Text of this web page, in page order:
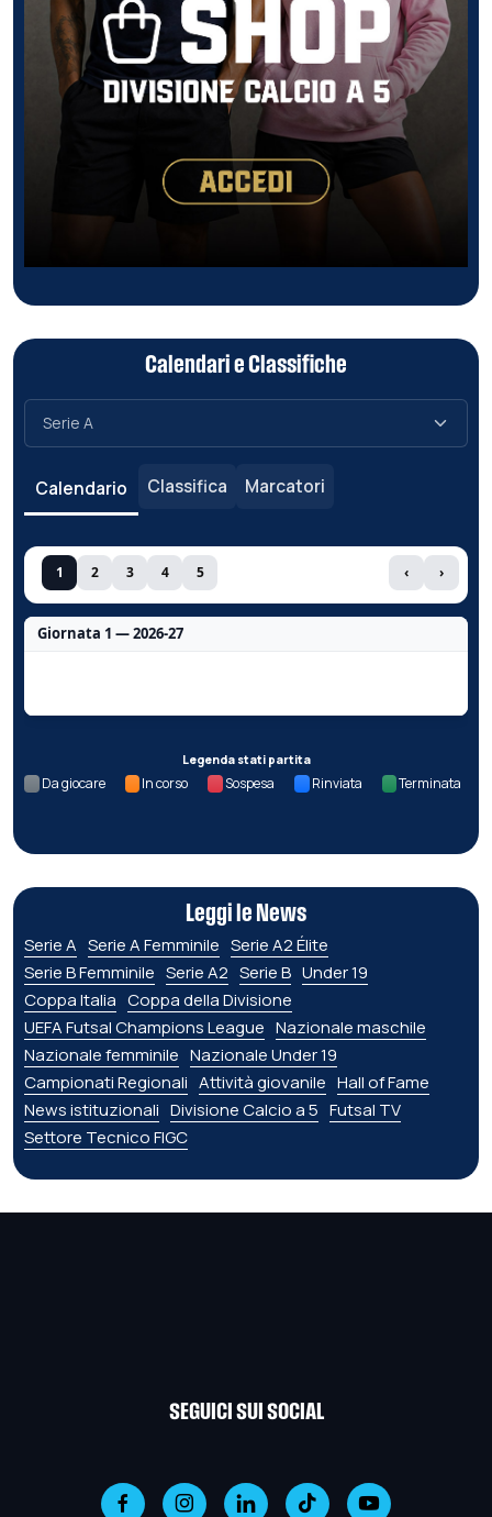
Calendari e Classifiche
Calendario Classifica Marcatori
1 2 3 4 5 ‹ ›
Giornata 1 — 2026-27
Legenda stati partita
Da giocare In corso Sospesa Rinviata Terminata
Leggi le News
Serie A Serie A Femminile Serie A2 Élite
Serie B Femminile Serie A2 Serie B Under 19
Coppa Italia Coppa della Divisione
UEFA Futsal Champions League Nazionale maschile
Nazionale femminile Nazionale Under 19
Campionati Regionali Attività giovanile Hall of Fame
News istituzionali Divisione Calcio a 5 Futsal TV
Settore Tecnico FIGC
SEGUICI SUI SOCIAL